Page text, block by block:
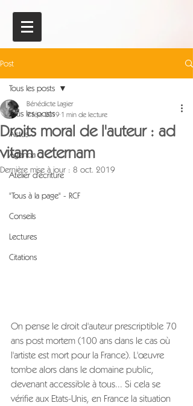
Post
Tous les posts
Actus
Agenda
Atelier d'écriture
"Tous à la page" - RCF
Conseils
Lectures
Citations
Tous les posts
Droits moral de l'auteur : ad
vitam aeternam
Bénédicte Lagier
7 févr. 2019 1 min de lecture
Dernière mise à jour : 8 oct. 2019
On pense le droit d'auteur prescriptible 70
ans post mortem (100 ans dans le cas où
l'artiste est mort pour la France). L'œuvre
tombe alors dans le domaine public,
devenant accessible à tous... Si cela se
vérifie aux Etats-Unis, en France la situation